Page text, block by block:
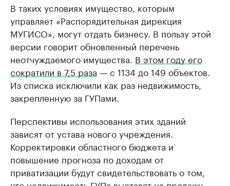
В таких условиях имущество, которым
управляет «Распорядительная дирекция
МУГИСО», могут отдать бизнесу. В пользу этой
версии говорит обновленный перечень
неотчуждаемого имущества. В этом году его
сократили в 7,5 раза — с 1134 до 149 объектов.
Из списка исключили как раз недвижимость,
закрепленную за ГУПами.
Перспективы использования этих зданий
зависят от устава нового учреждения.
Корректировки областного бюджета и
повышение прогноза по доходам от
приватизации будут свидетельствовать о том,